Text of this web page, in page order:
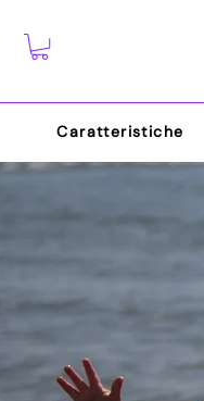
Caratteristiche